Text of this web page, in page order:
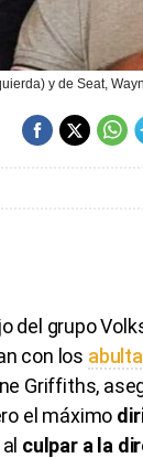
y de Seat,
del grupo
con los
Griffiths,
el máximo
culpar a la